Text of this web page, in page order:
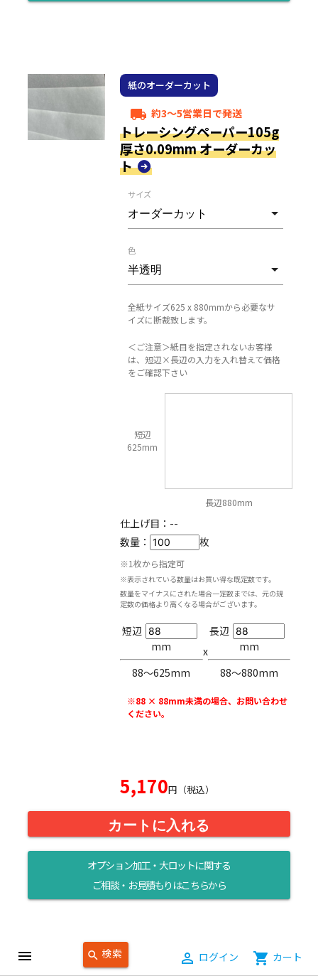
menu search 検索 person_outline ログイン shopping_cart カート
紙のオーダーカット
local_shipping 約3～5営業日で発送
トレーシングペーパー105g
厚さ0.09mm オーダーカッ
ト
サイズ
色
全紙サイズ625 x 880mmから必要なサ
イズに断裁致します。
＜ご注意＞紙目を指定されないお客様
は、短辺×長辺の入力を入れ替えて価格
をご確認下さい
短辺
625mm
長辺880mm
仕上げ目： --
数量：
枚
※1枚から指定可
※表示されている数量はお買い得な既定数です。
数量をマイナスにされた場合一定数までは、元の規
定数の価格より高くなる場合がございます。
短辺
mm
88〜625mm
x
長辺
mm
88〜880mm
※88 × 88mm未満の場合、お問い合わせ
ください。
5,170円（税込）
カートに入れる
オプション加工・大ロットに関する
ご相談・お見積もりはこちらから